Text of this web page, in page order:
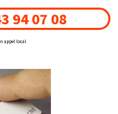
94 07 08
appel local